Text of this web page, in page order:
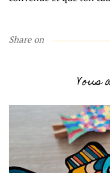
Share on